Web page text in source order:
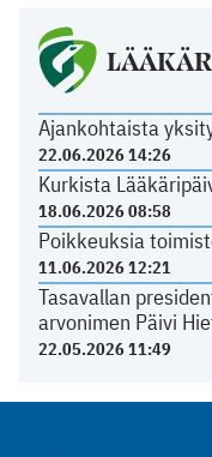
Ajankohtaista
22.06.2026 14:26
Kurkista
18.06.2026 08:58
Poikkeuksia
11.06.2026 12:21
Tasavallan
arvonimen Päivi
22.05.2026 11:49